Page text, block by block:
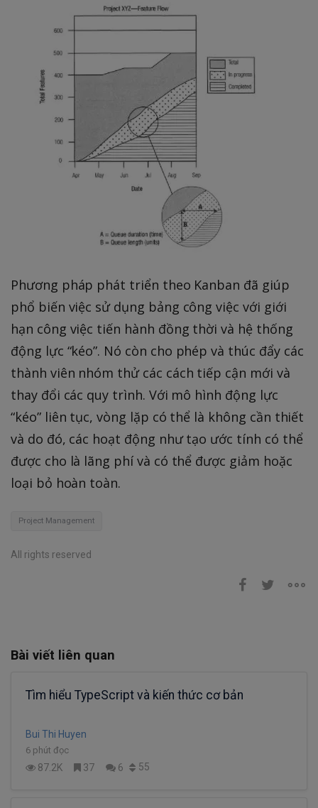
Phương pháp phát triển theo Kanban đã giúp
phổ biến việc sử dụng bảng công việc với giới
hạn công việc tiến hành đồng thời và hệ thống
động lực “kéo”. Nó còn cho phép và thúc đẩy các
thành viên nhóm thử các cách tiếp cận mới và
thay đổi các quy trình. Với mô hình động lực
“kéo” liên tục, vòng lặp có thể là không cần thiết
và do đó, các hoạt động như tạo ước tính có thể
được cho là lãng phí và có thể được giảm hoặc
loại bỏ hoàn toàn.
Project Management
All rights reserved
Bài viết liên quan
Tìm hiểu TypeScript và kiến thức cơ bản
Bui Thi Huyen
6 phút đọc
87.2K 37 6 55